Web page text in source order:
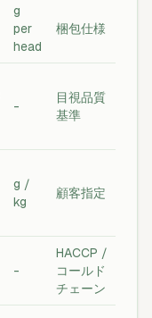
g
per
head
梱包仕様
-
目視品質
基準
g /
kg
顧客指定
-
HACCP /
コールド
チェーン